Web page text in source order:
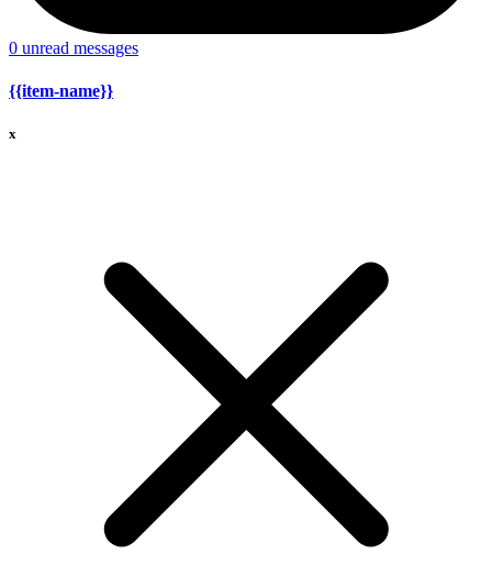
0 unread messages
{{item-name}}
x